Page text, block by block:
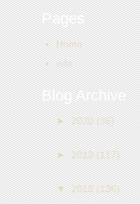
Pages
Home
info
Blog Archive
►2020(36)
►2019(117)
▼2018(136)